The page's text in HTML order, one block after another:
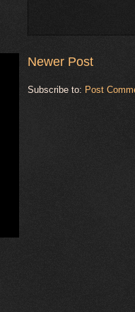
Newer Post
Subscribe to: Post